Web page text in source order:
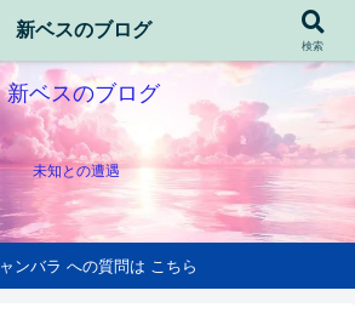
新ベスのブログ
未知との遭遇
ンバラ への質問は こちら
新ベスのブログ
検索